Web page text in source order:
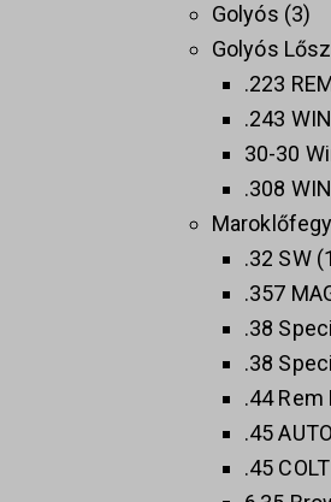
Golyós 3
Golyós
.223
.243 WIN
30-30
.308 WIN
.32 SW 1
.357
.38
.38
.44 Rem
.45 AUTO
.45 COLT